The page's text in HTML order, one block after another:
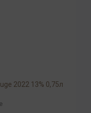
2022 13% 0,75л